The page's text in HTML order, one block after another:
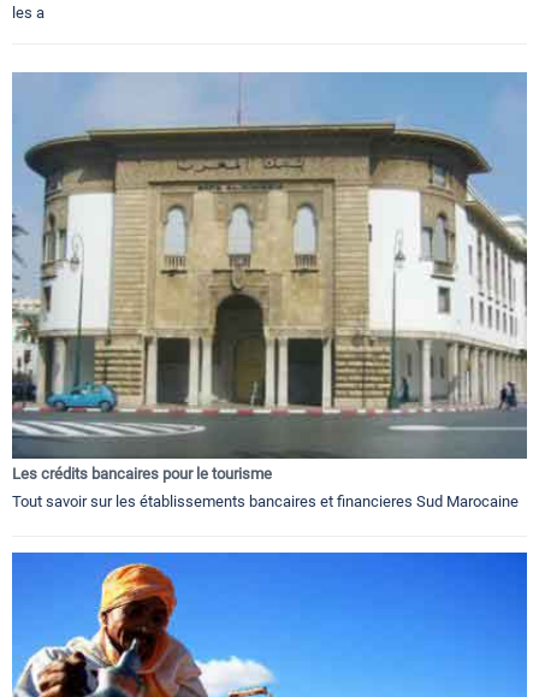
les a
Les crédits bancaires pour le tourisme
Tout savoir sur les établissements bancaires et financieres Sud Marocaine